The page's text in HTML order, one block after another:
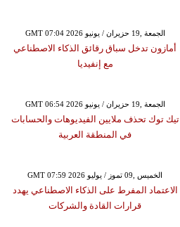
GMT 07:04 2026 الجمعة ,19 حزيران / يونيو
أمازون تدخل سباق رقائق الذكاء الاصطناعي
مع إنفيديا
GMT 06:54 2026 الجمعة ,19 حزيران / يونيو
تيك توك تحذف ملايين الفيديوهات والحسابات
في المنطقة العربية
GMT 07:59 2026 الخميس ,09 تموز / يوليو
الاعتماد المفرط على الذكاء الاصطناعي يهدد
قرارات القادة والشركات